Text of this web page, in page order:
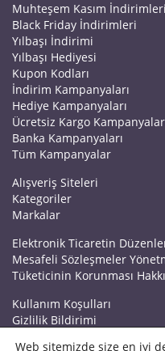
Muhteşem Kasım İndirimleri
Black Friday İndirimleri
Yılbaşı İndirimi
Yılbaşı Hediyesi
Kupon Kodları
İndirim Kampanyaları
Hediye Kampanyaları
Ücretsiz Kargo
Banka Kampanyaları
Tüm Kampanyalar
Alışveriş Siteleri
Kategoriler
Markalar
Elektronik Ticaretin
Mesafeli Sözleşmeler
Tüketicinin Korunması
Kullanım Koşulları
Gizlilik Bildirimi
Web sitemizde size en iyi